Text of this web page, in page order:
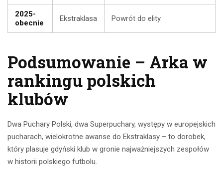
2025-
obecnie
Ekstraklasa Powrót do elity
Podsumowanie – Arka w
rankingu polskich
klubów
Dwa Puchary Polski, dwa Superpuchary, występy w europejskich
pucharach, wielokrotne awanse do Ekstraklasy – to dorobek,
który plasuje gdyński klub w gronie najważniejszych zespołów
w historii polskiego futbolu.